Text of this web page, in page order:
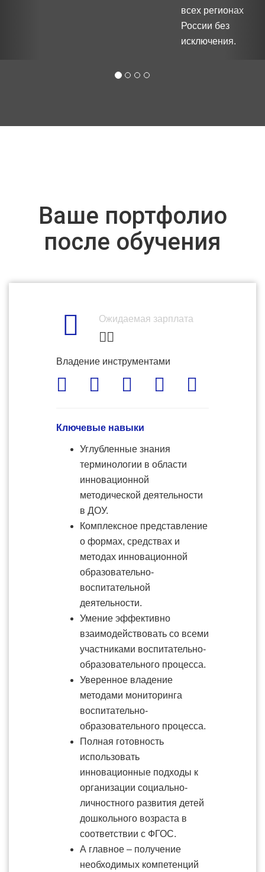
всех регионах
России без
исключения.
Ваше портфолио
после обучения
Ожидаемая зарплата
Владение инструментами
Ключевые навыки
Углубленные знания
терминологии в области
инновационной
методической деятельности
в ДОУ.
Комплексное представление
о формах, средствах и
методах инновационной
образовательно-
воспитательной
деятельности.
Умение эффективно
взаимодействовать со всеми
участниками воспитательно-
образовательного процесса.
Уверенное владение
методами мониторинга
воспитательно-
образовательного процесса.
Полная готовность
использовать
инновационные подходы к
организации социально-
личностного развития детей
дошкольного возраста в
соответствии с ФГОС.
А главное – получение
необходимых компетенций